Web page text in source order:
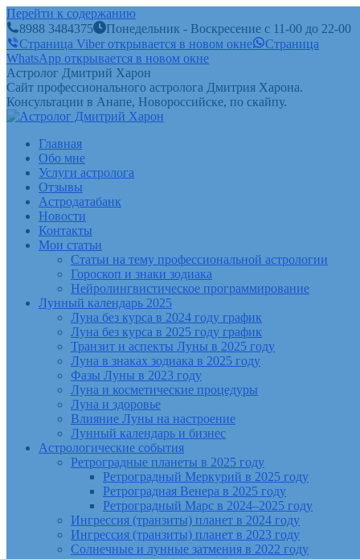
Перейти к содержанию
8988 3484375
Понедельник - Воскресение с 11-00 до 22-00
Страница Viber открывается в новом окне
Страница
WhatsApp открывается в новом окне
Астролог Дмитрий Харон
Сайт профессионального астролога Дмитрия Харона.
Консультации в Анапе, Новороссийске, по скайпу.
Главная
Обо мне
Услуги астролога
Отзывы
Астродатабанк
Новости
Контакты
Мои статьи
Статьи на тему профессиональной астрологии
Гороскоп и знаки зодиака
Нейролингвистическое программирование
Лунный календарь 2025
Луна без курса в 2024 году график
Луна без курса в 2025 году график
Транзит и аспекты Луны в 2025 году
Луна в знаках зодиака в 2025 году
Фазы Луны в 2023 году
Луна и косметические процедуры
Луна и здоровье
Влияние Луны на настроение
Лунный календарь и бизнес
Астрологические события
Ретроградные планеты в 2025 году
Ретроградный Меркурий в 2025 году
Ретроградная Венера в 2025 году
Ретроградный Марс в 2024–2025 году
Ингрессия (транзиты) планет в 2024 году
Ингрессия (транзиты) планет в 2023 году
Солнечные и лунные затмения в 2022 году